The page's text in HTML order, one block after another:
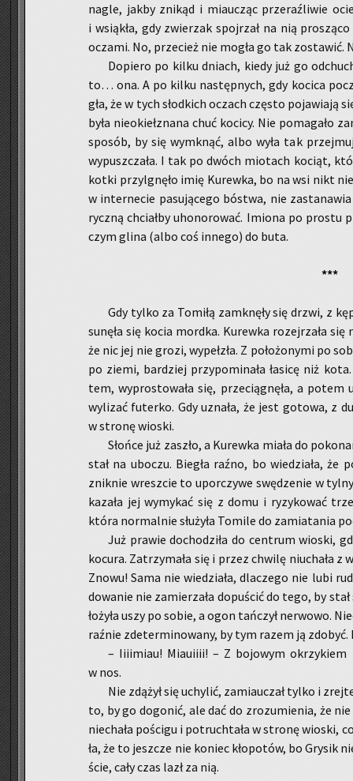
nagle, jakby zni­kąd i miau­cząc prze­raź­li­wie
i wsią­kła, gdy zwie­rzak spoj­rzał na nią
ocza­mi. No, prze­cież nie mogła go tak zo­sta­wić.
Do­pie­ro po kilku dniach, kiedy już go
to… ona. A po kilku na­stęp­nych, gdy ko­ci­ca
gła, że w tych słod­kich oczach czę­sto po­ja­wia­ją
była nie­okieł­zna­na chuć ko­ci­cy. Nie po­ma­ga­ło
spo­sób, by się wy­mknąć, albo wyła tak
wy­pusz­cza­ła. I tak po dwóch mio­tach ko­ciąt,
kotki przy­lgnę­ło imię Ku­rew­ka, bo na wsi nikt
w in­ter­ne­cie pa­su­ją­ce­go bó­stwa, nie
rycz­ną chciał­by uho­no­ro­wać. Imio­na po
czym glina (albo coś in­ne­go) do buta.
***
Gdy tylko za To­mi­łą za­mknę­ły się drzwi, z
su­nę­ła się kocia mord­ka. Ku­rew­ka ro­zej­rza­ła
że nic jej nie grozi, wy­peł­zła. Z po­ło­żo­ny­mi po
po ziemi, bar­dziej przy­po­mi­na­ła ła­si­cę niż
tem, wy­pro­sto­wa­ła się, prze­cią­gnę­ła, a potem
wy­li­zać fu­ter­ko. Gdy uzna­ła, że jest go­to­wa, z
w stro­nę wio­ski.
Słoń­ce już za­szło, a Ku­rew­ka miała do
stał na ubo­czu. Bie­gła raźno, bo wie­dzia­ła,
znik­nie wresz­cie to upo­rczy­we swę­dze­nie w
ka­za­ła jej wy­my­kać się z domu i ry­zy­ko­wać
która nor­mal­nie słu­ży­ła To­mi­le do za­mia­ta­nia
Już pra­wie do­cho­dzi­ła do cen­trum wio­ski,
ko­cu­ra. Za­trzy­ma­ła się i przez chwi­lę niu­cha­ła z
Znowu! Sama nie wie­dzia­ła, dla­cze­go nie lubi
do­wa­nie nie za­mie­rza­ła do­pu­ścić do tego, by
ło­ży­ła uszy po sobie, a ogon tań­czył ner­wo­wo.
raź­nie zde­ter­mi­no­wa­ny, by tym razem ją zdo­być.
– Iiii­miau! Miau­iiii! – Z bo­jo­wym okrzy­kiem
w nos.
Nie zdą­żył się uchy­lić, za­miau­czał tylko i
to, by go do­go­nić, ale dać do zro­zu­mie­nia, że
nie­cha­ła po­ści­gu i po­truch­ta­ła w stro­nę wio­ski,
ła, że to jesz­cze nie ko­niec kło­po­tów, bo Gry­sik
ście, cały czas lazł za nią.